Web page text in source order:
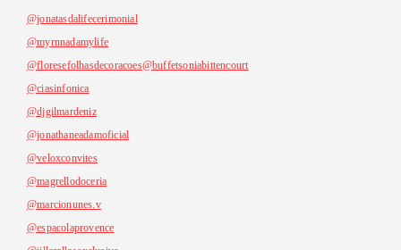
@jonatasdalifecerimonial
@myrnnadamylife
@floresefolhasdecoracoes@buffetsoniabittencourt
@ciasinfonica
@djgilmardeniz
@jonathaneadamoficial
@veloxconvites
@magrellodoceria
@marcionunes.v
@espacolaprovence